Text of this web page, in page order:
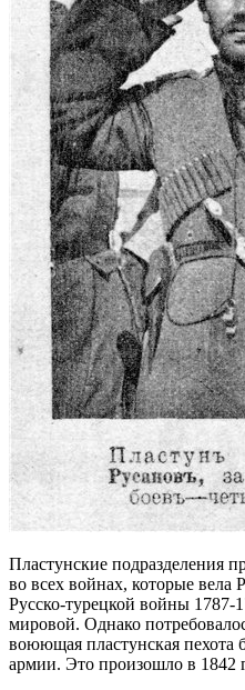
Пластунские подразделения
во всех войнах, которые вела
Русско-турецкой войны 1787-
мировой. Однако
воюющая пластунская пехота
армии. Это произошло в 1842